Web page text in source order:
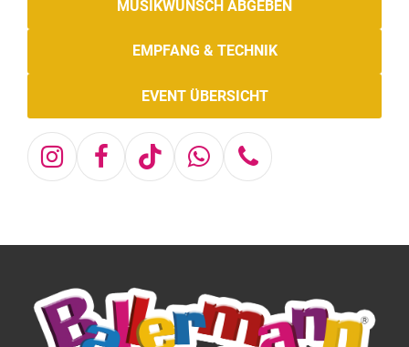
MUSIKWUNSCH ABGEBEN
EMPFANG & TECHNIK
EVENT ÜBERSICHT
Instagram
Facebook
TiktokWhatsapp
Telefon